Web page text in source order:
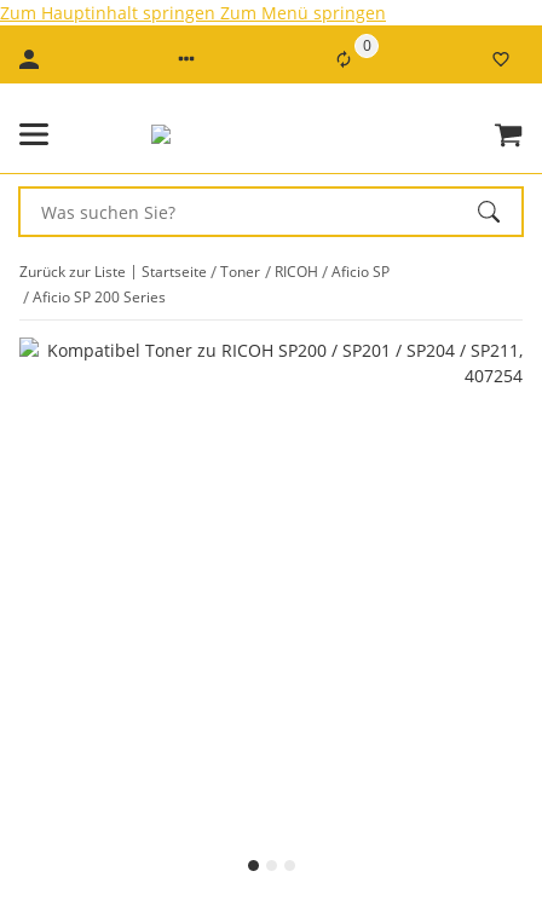
Zum Hauptinhalt springen Zum Menü springen
0
Zurück zur Liste Startseite Toner RICOH
Aficio SP
Aficio SP 200 Series